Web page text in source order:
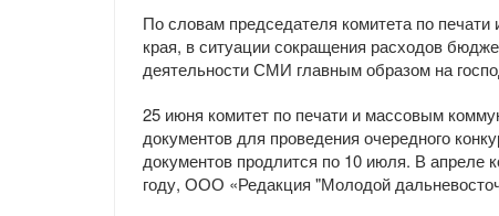
По словам председателя комитета по
края, в ситуации сокращения расходов
деятельности СМИ главным образом на
25 июня комитет по печати и массовым
документов для проведения очередного
документов продлится по 10 июля. В
году, ООО «Редакция "Молодой